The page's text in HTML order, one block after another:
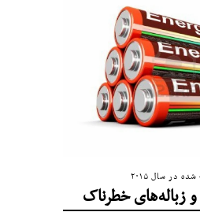
در سال ۲۰۱۵
زباله‌های خطرناک